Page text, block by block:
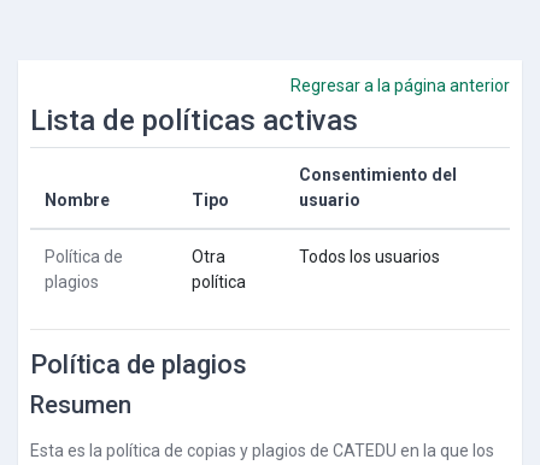
Regresar a la página anterior
Lista de políticas activas
Nombre Tipo
Consentimiento del
usuario
Política de
plagios
Otra
política
Todos los usuarios
Política de plagios
Resumen
Esta es la política de copias y plagios de CATEDU en la que los